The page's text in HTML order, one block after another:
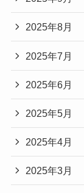
2025年8月
2025年7月
2025年6月
2025年5月
2025年4月
2025年3月